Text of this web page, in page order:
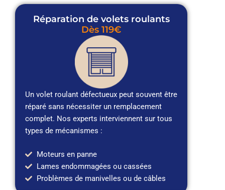
Réparation de volets roulants
Dès 119€
Un volet roulant défectueux peut souvent être
réparé sans nécessiter un remplacement
complet. Nos experts interviennent sur tous
types de mécanismes :
Moteurs en panne
Lames endommagées ou cassées
Problèmes de manivelles ou de câbles